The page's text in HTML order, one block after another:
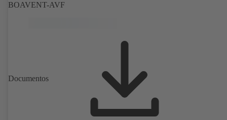
BOAVENT-AVF
Documentos